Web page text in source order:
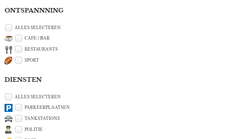
ONTSPANNNING
ALLES SELECTEREN
CAFE / BAR
RESTAURANTS
SPORT
DIENSTEN
ALLES SELECTEREN
PARKEERPLAATSEN
TANKSTATIONS
POLITIE